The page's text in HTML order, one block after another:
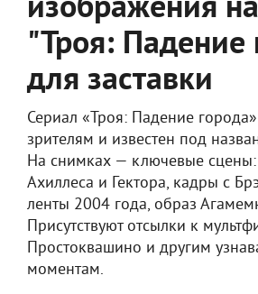
изображения
"Троя: Падение
для заставки
Сериал «Троя: Падение
зрителям и известен под
На снимках — ключевые сцены:
Ахиллеса и Гектора, кадры с
ленты 2004 года, образ
Присутствуют отсылки к
Простоквашино и другим
моментам.